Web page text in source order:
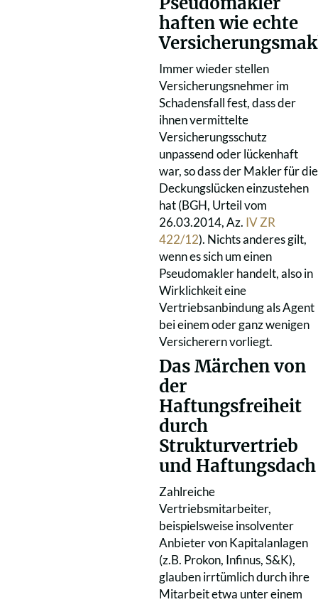
haften wie echte
Immer wieder stellen
Versicherungsnehmer im
Schadensfall fest, dass der
ihnen vermittelte
Versicherungsschutz
unpassend oder lückenhaft
war, so dass der Makler für die
Deckungslücken einzustehen
hat (BGH, Urteil vom
26.03.2014, Az. IV ZR
422/12). Nichts anderes gilt,
wenn es sich um einen
Pseudomakler handelt, also in
Wirklichkeit eine
Vertriebsanbindung als Agent
bei einem oder ganz wenigen
Versicherern vorliegt.
Das Märchen von
der
Haftungsfreiheit
durch
Strukturvertrieb
und Haftungsdach
Zahlreiche
Vertriebsmitarbeiter,
beispielsweise insolventer
Anbieter von Kapitalanlagen
(z.B. Prokon, Infinus, S&K),
glauben irrtümlich durch ihre
Mitarbeit etwa unter einem